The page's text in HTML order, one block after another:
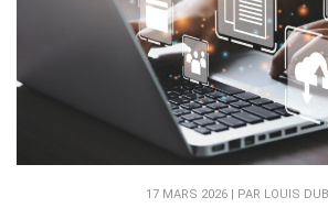
17 MARS 2026 | PAR LOUIS